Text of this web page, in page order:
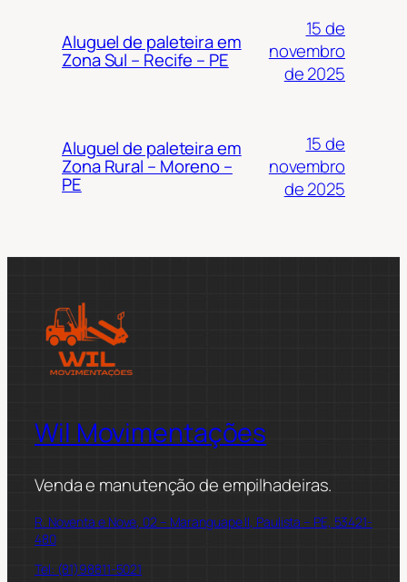
Aluguel de paleteira em
Zona Sul – Recife – PE
15 de
novembro
de 2025
Aluguel de paleteira em
Zona Rural – Moreno –
PE
15 de
novembro
de 2025
Wil Movimentações
Venda e manutenção de empilhadeiras.
R. Noventa e Nove, 02 – Maranguape II, Paulista – PE, 53421-
480
Tel: (81)98811-5021